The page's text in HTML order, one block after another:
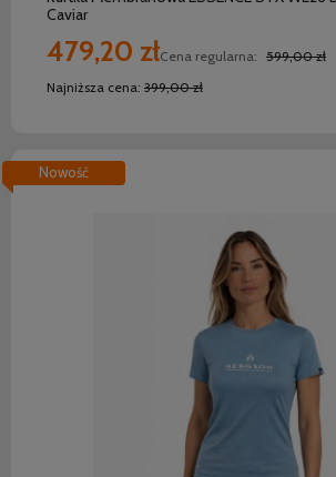
Caviar
479,20 złCena regularna: 599,00 zł
Najniższa cena: 399,00 zł
Nowość